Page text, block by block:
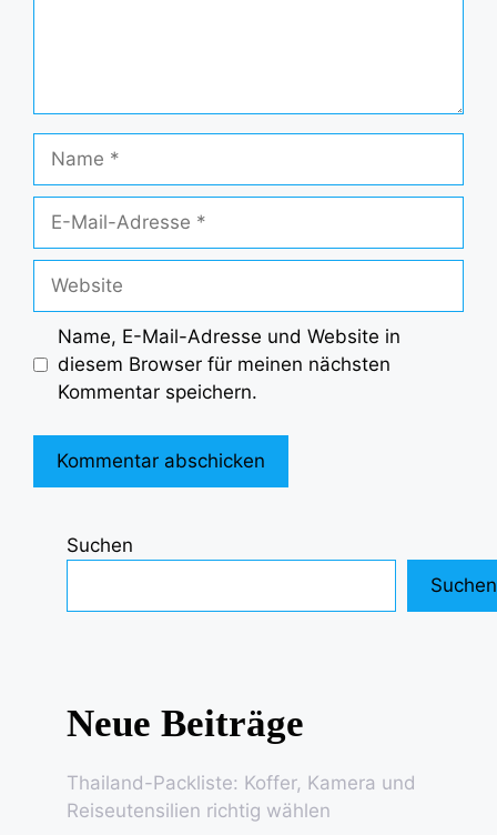
Name
Adresse
Website
Name, E-Mail-Adresse und Website in
diesem Browser für meinen nächsten
Kommentar speichern.
Suchen
Suchen
Neue Beiträge
Thailand-Packliste: Koffer, Kamera und
Reiseutensilien richtig wählen